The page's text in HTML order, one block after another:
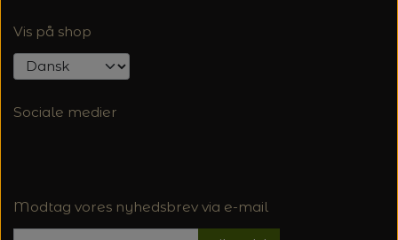
Vis på shop
Sociale medier
Modtag vores nyhedsbrev via e-mail